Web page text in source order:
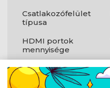
Csatlakozófelület
típusa
HDMI portok
mennyisége
DVI-D portok
száma